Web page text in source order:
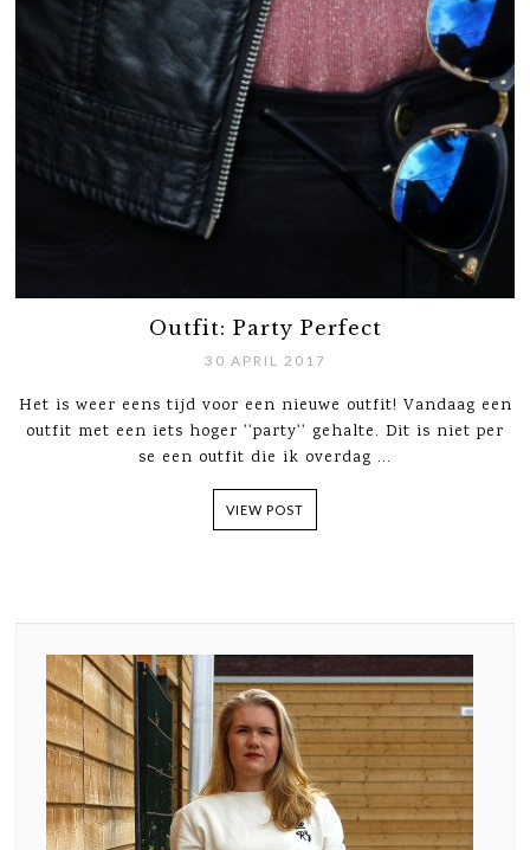
Outfit: Party Perfect
30 APRIL 2017
Het is weer eens tijd voor een nieuwe outfit! Vandaag een
outfit met een iets hoger ''party'' gehalte. Dit is niet per
se een outfit die ik overdag ...
VIEW POST